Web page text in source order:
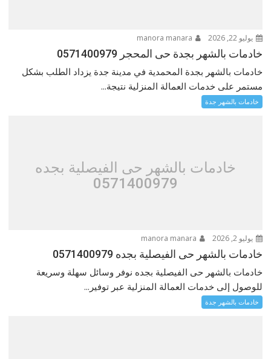
يوليو 22, 2026
خادمات بالشهر بجدة حى المحجر 0571400979
خادمات بالشهر بجدة المحمدية في مدينة جدة يزداد الطلب بشكل
مستمر على خدمات العمالة المنزلية نتيجة...
خادمات بالشهر جدة
خادمات بالشهر حى الفيصلية بجده
0571400979
يوليو 2, 2026
خادمات بالشهر حى الفيصلية بجده 0571400979
خادمات بالشهر حى الفيصلية بجده نوفر وسائل سهلة وسريعة
للوصول إلى خدمات العمالة المنزلية عبر توفير...
خادمات بالشهر جدة